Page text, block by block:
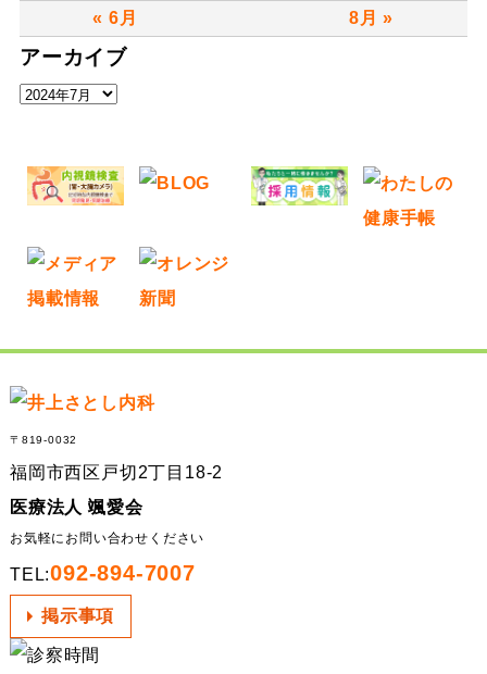
« 6月 8月 »
アーカイブ
ア
カ
イ
〒819-0032
福岡市西区戸切2丁目18-2
医療法人 颯愛会
お気軽にお問い合わせください
TEL:092-894-7007
掲示事項